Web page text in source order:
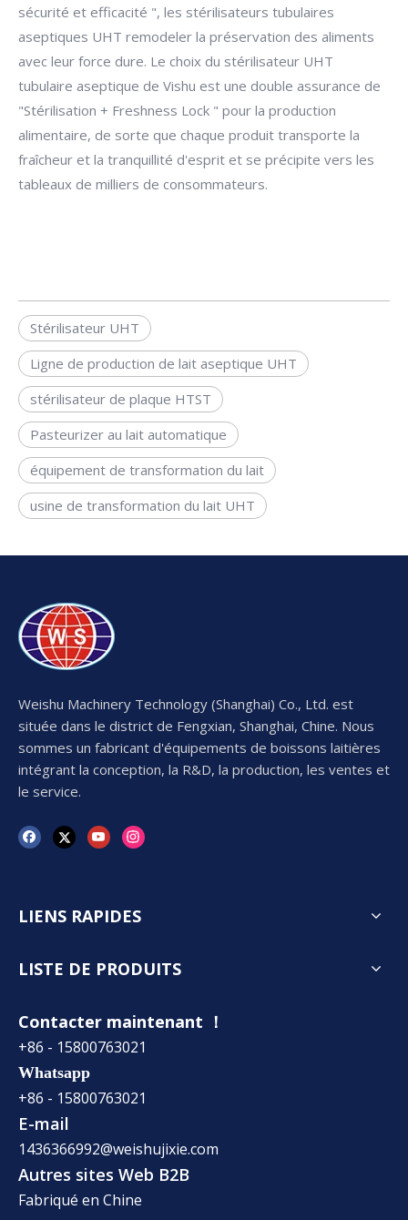
sécurité et efficacité ", les stérilisateurs tubulaires
aseptiques UHT remodeler la préservation des aliments
avec leur force dure. Le choix du stérilisateur UHT
tubulaire aseptique de Vishu est une double assurance de
"Stérilisation + Freshness Lock " pour la production
alimentaire, de sorte que chaque produit transporte la
fraîcheur et la tranquillité d'esprit et se précipite vers les
tableaux de milliers de consommateurs.
Stérilisateur UHT
Ligne de production de lait aseptique UHT
stérilisateur de plaque HTST
Pasteurizer au lait automatique
équipement de transformation du lait
usine de transformation du lait UHT
Weishu Machinery Technology (Shanghai) Co., Ltd. est
située dans le district de Fengxian, Shanghai, Chine. Nous
sommes un fabricant d'équipements de boissons laitières
intégrant la conception, la R&D, la production, les ventes et
le service.
LIENS RAPIDES
LISTE DE PRODUITS
Contacter maintenant ！
+86 - 15800763021
Whatsapp
+86 - 15800763021
E-mail
1436366992@weishujixie.com
Autres sites Web B2B
Fabriqué en Chine